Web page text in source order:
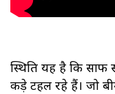
स्थिति यह है कि साफ
कीड़े टहल रहे हैं। जो